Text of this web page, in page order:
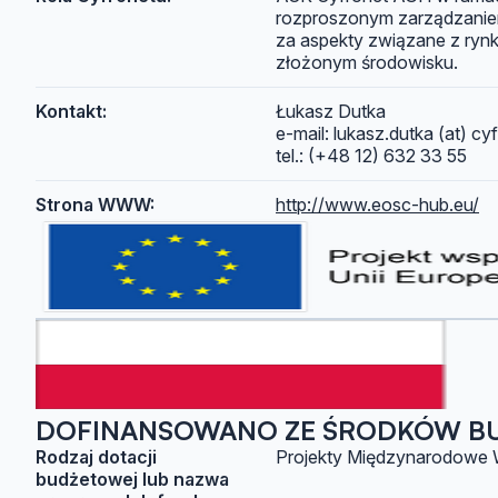
rozproszonym
za aspekty związane z
złożonym środowisku.
Kontakt:
Łukasz Dutka
e-mail: lukasz.dutka (at)
tel.: (+48 12) 632 33 55
Strona WWW: http://www.eosc-hub.eu/
DOFINANSOWANO ZE ŚRODKÓW
Rodzaj dotacji
budżetowej lub nazwa
Projekty Międzynarodowe